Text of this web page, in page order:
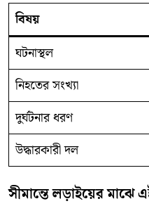
বিষয়
ঘটনাস্থল
নিহতের সংখ্যা
দুর্ঘটনার ধরণ
উদ্ধারকারী দল
সীমান্তে লড়াইয়ের মাঝে